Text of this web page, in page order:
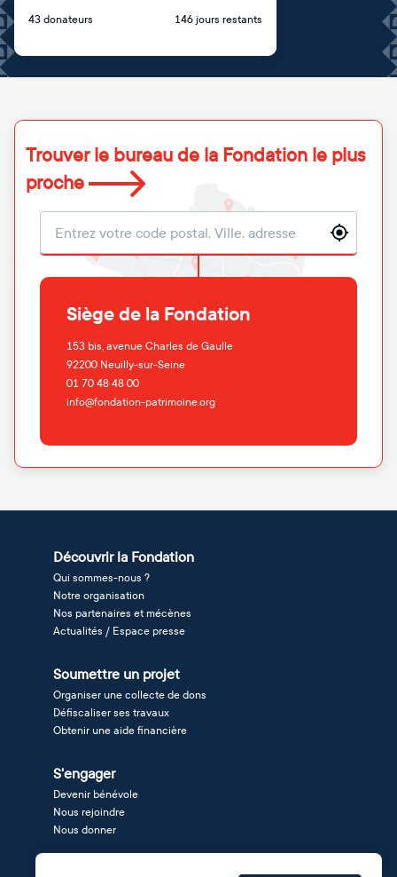
43 donateurs 146 jours restants
Trouver le bureau de la Fondation le plus
proche
Localisation
Siège de la Fondation
153 bis, avenue Charles de Gaulle
92200 Neuilly-sur-Seine
01 70 48 48 00
info@fondation-patrimoine.org
Découvrir la Fondation
Qui sommes-nous ?
Notre organisation
Nos partenaires et mécènes
Actualités / Espace presse
Soumettre un projet
Organiser une collecte de dons
Défiscaliser ses travaux
Obtenir une aide financière
S'engager
Devenir bénévole
Nous rejoindre
Nous donner